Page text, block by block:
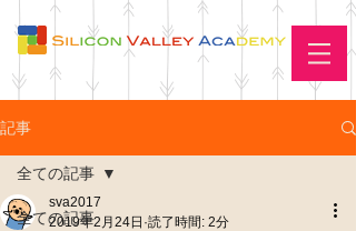
記事
全ての記事
全ての記事
sva2017
2019年2月24日 読了時間: 2分